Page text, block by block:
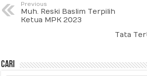
Previous
Muh. Reski Baslim Terpilih
Ketua MPK 2023
Tata
Cari